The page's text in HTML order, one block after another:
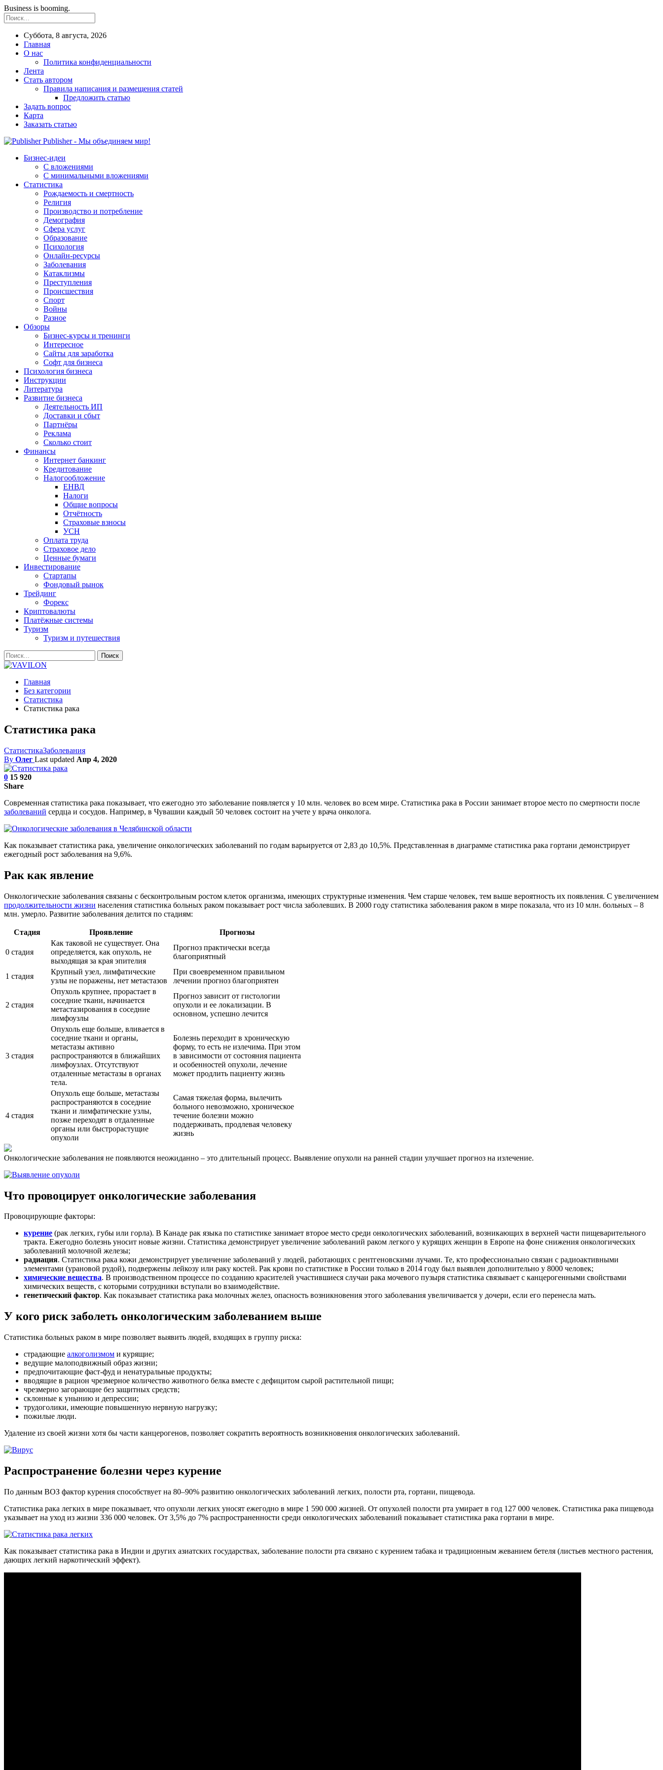
Business is booming.
Суббота, 8 августа, 2026
Главная
О нас
Политика конфиденциальности
Лента
Стать автором
Правила написания и размещения статей
Предложить статью
Задать вопрос
Карта
Заказать статью
Publisher - Мы объединяем мир!
Бизнес-идеи
С вложениями
С минимальными вложениями
Статистика
Рождаемость и смертность
Религия
Производство и потребление
Демография
Сфера услуг
Образование
Психология
Онлайн-ресурсы
Заболевания
Катаклизмы
Преступления
Происшествия
Спорт
Войны
Разное
Обзоры
Бизнес-курсы и тренинги
Интересное
Сайты для заработка
Софт для бизнеса
Психология бизнеса
Инструкции
Литература
Развитие бизнеса
Деятельность ИП
Доставки и сбыт
Партнёры
Реклама
Сколько стоит
Финансы
Интернет банкинг
Кредитование
Налогообложение
ЕНВД
Налоги
Общие вопросы
Отчётность
Страховые взносы
УСН
Оплата труда
Страховое дело
Ценные бумаги
Инвестирование
Стартапы
Фондовый рынок
Трейдинг
Форекс
Криптовалюты
Платёжные системы
Туризм
Туризм и путешествия
Главная
Без категории
Статистика
Статистика рака
Статистика рака
СтатистикаЗаболевания
By Олег Last updated Апр 4, 2020
0 15 920
Share
Современная статистика рака показывает, что ежегодно это заболевание появляется у 10 млн. человек во всем мире. Статистика рака в России занимает второе место по смертности после
заболеваний сердца и сосудов. Например, в Чувашии каждый 50 человек состоит на учете у врача онколога.
Как показывает статистика рака, увеличение онкологических заболеваний по годам варьируется от 2,83 до 10,5%. Представленная в диаграмме статистика рака гортани демонстрирует
ежегодный рост заболевания на 9,6%.
Рак как явление
Онкологические заболевания связаны с бесконтрольным ростом клеток организма, имеющих структурные изменения. Чем старше человек, тем выше вероятность их появления. С увеличением
продолжительности жизни населения статистика больных раком показывает рост числа заболевших. В 2000 году статистика заболевания раком в мире показала, что из 10 млн. больных – 8
млн. умерло. Развитие заболевания делится по стадиям:
Стадия Проявление Прогнозы
0 стадия
Как таковой не существует. Она
определяется, как опухоль, не
выходящая за края эпителия
Прогноз практически всегда
благоприятный
1 стадия
Крупный узел, лимфатические
узлы не поражены, нет метастазов
При своевременном правильном
лечении прогноз благоприятен
2 стадия
Опухоль крупнее, прорастает в
соседние ткани, начинается
метастазирования в соседние
лимфоузлы
Прогноз зависит от гистологии
опухоли и ее локализации. В
основном, успешно лечится
3 стадия
Опухоль еще больше, вливается в
соседние ткани и органы,
метастазы активно
распространяются в ближайших
лимфоузлах. Отсутствуют
отдаленные метастазы в органах
тела.
Болезнь переходит в хроническую
форму, то есть не излечима. При этом
в зависимости от состояния пациента
и особенностей опухоли, лечение
может продлить пациенту жизнь
4 стадия
Опухоль еще больше, метастазы
распространяются в соседние
ткани и лимфатические узлы,
позже переходят в отдаленные
органы или быстрорастущие
опухоли
Самая тяжелая форма, вылечить
больного невозможно, хроническое
течение болезни можно
поддерживать, продлевая человеку
жизнь
Онкологические заболевания не появляются неожиданно – это длительный процесс. Выявление опухоли на ранней стадии улучшает прогноз на излечение.
Что провоцирует онкологические заболевания
Провоцирующие факторы:
курение (рак легких, губы или горла). В Канаде рак языка по статистике занимает второе место среди онкологических заболеваний, возникающих в верхней части пищеварительного
тракта. Ежегодно болезнь уносит новые жизни. Статистика демонстрирует увеличение заболеваний раком легкого у курящих женщин в Европе на фоне снижения онкологических
заболеваний молочной железы;
радиация. Статистика рака кожи демонстрирует увеличение заболеваний у людей, работающих с рентгеновскими лучами. Те, кто профессионально связан с радиоактивными
элементами (урановой рудой), подвержены лейкозу или раку костей. Рак крови по статистике в России только в 2014 году был выявлен дополнительно у 8000 человек;
химические вещества. В производственном процессе по созданию красителей участившиеся случаи рака мочевого пузыря статистика связывает с канцерогенными свойствами
химических веществ, с которыми сотрудники вступали во взаимодействие.
генетический фактор. Как показывает статистика рака молочных желез, опасность возникновения этого заболевания увеличивается у дочери, если его перенесла мать.
У кого риск заболеть онкологическим заболеванием выше
Статистика больных раком в мире позволяет выявить людей, входящих в группу риска:
страдающие алкоголизмом и курящие;
ведущие малоподвижный образ жизни;
предпочитающие фаст-фуд и ненатуральные продукты;
вводящие в рацион чрезмерное количество животного белка вместе с дефицитом сырой растительной пищи;
чрезмерно загорающие без защитных средств;
склонные к унынию и депрессии;
трудоголики, имеющие повышенную нервную нагрузку;
пожилые люди.
Удаление из своей жизни хотя бы части канцерогенов, позволяет сократить вероятность возникновения онкологических заболеваний.
Распространение болезни через курение
По данным ВОЗ фактор курения способствует на 80–90% развитию онкологических заболеваний легких, полости рта, гортани, пищевода.
Статистика рака легких в мире показывает, что опухоли легких уносят ежегодно в мире 1 590 000 жизней. От опухолей полости рта умирает в год 127 000 человек. Статистика рака пищевода
указывает на уход из жизни 336 000 человек. От 3,5% до 7% распространенности среди онкологических заболеваний показывает статистика рака гортани в мире.
Как показывает статистика рака в Индии и других азиатских государствах, заболевание полости рта связано с курением табака и традиционным жеванием бетеля (листьев местного растения,
дающих легкий наркотический эффект).